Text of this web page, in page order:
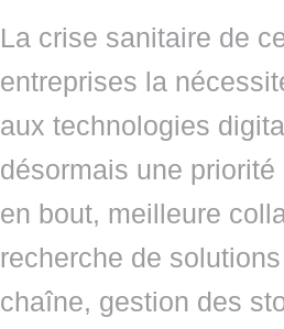
La crise sanitaire de
entreprises la
aux technologies
désormais une
en bout, meilleure
recherche de
chaîne, gestion des